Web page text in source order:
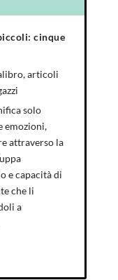
cinque
,articoli
solo
emozioni,
attraverso la
e capacità di
che li
a